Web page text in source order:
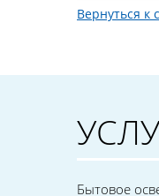
Вернуться к
Бытовое